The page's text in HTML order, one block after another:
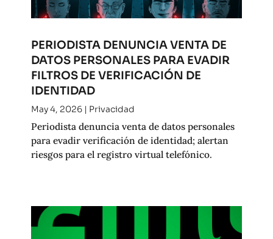
PERIODISTA DENUNCIA VENTA DE
DATOS PERSONALES PARA EVADIR
FILTROS DE VERIFICACIÓN DE
IDENTIDAD
May 4, 2026| Privacidad
Periodista denuncia venta de datos personales
para evadir verificación de identidad; alertan
riesgos para el registro virtual telefónico.